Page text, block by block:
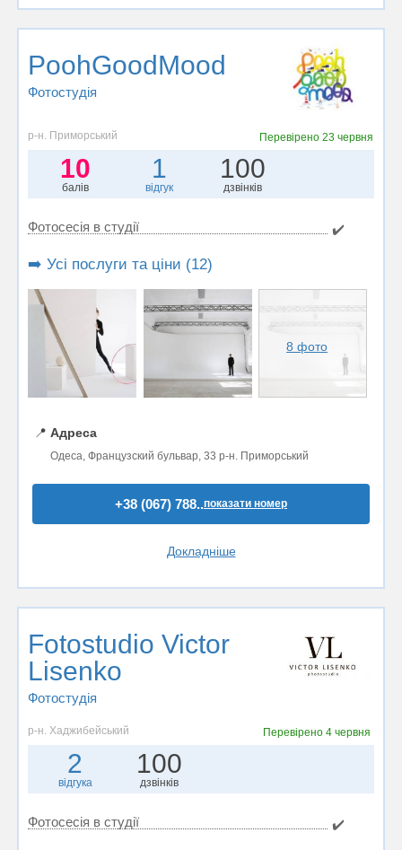
PoohGoodMood
Фотостудiя
р-н. Приморський Перевірено23 червня
10
балів
1
відгук
100
дзвінків
Фотосесія в студії ✔️
➡️ Усі послуги та ціни (12)
8 фото
📍 Адреса
Одеса, Французский бульвар, 33 р-н. Приморський
+38 (067) 788..показати номер
Докладніше
Fotostudio Victor
Lisenko
Фотостудiя
р-н. Хаджибейський Перевірено 4 червня
2
відгука
100
дзвінків
Фотосесія в студії ✔️